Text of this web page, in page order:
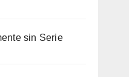
sin Serie